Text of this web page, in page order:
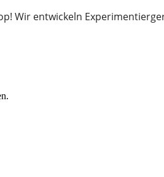
Wir entwickeln